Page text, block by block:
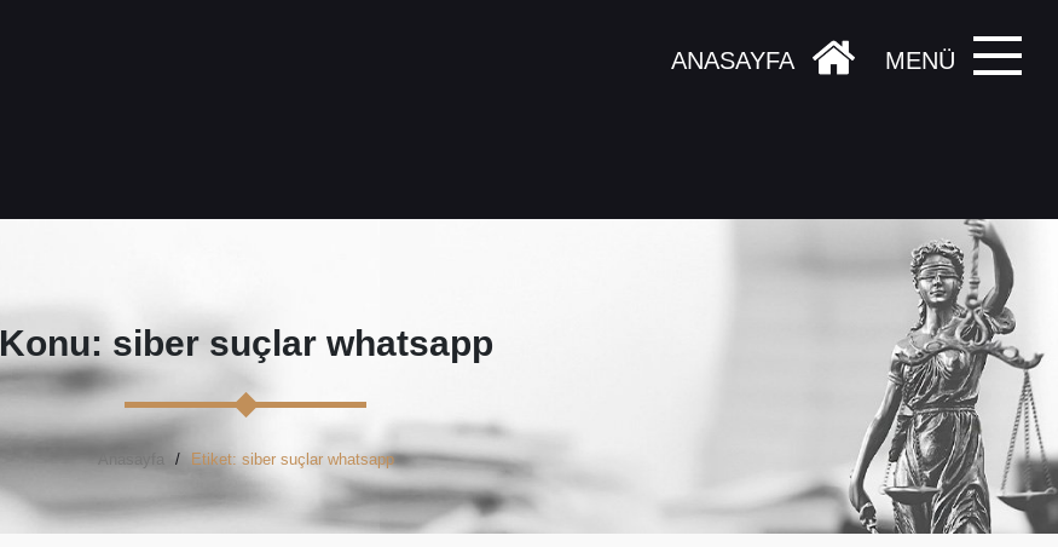
MENÜ
ANASAYFA
Konu: siber suçlar whatsapp
Etiket: siber suçlar whatsapp